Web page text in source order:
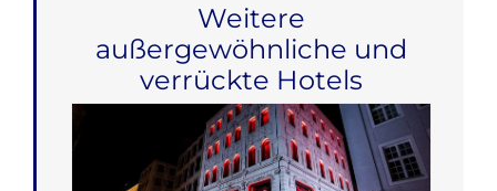
Weitere
außergewöhnliche und
verrückte Hotels